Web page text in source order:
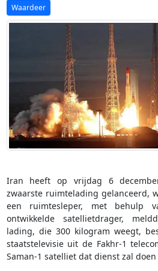
Iran heeft op vrijdag 6
zwaarste ruimtelading gelanceerd,
een ruimtesleper, met behulp
ontwikkelde satellietdrager,
lading, die 300 kilogram weegt,
staatstelevisie uit de Fakhr-1
Saman-1 satelliet dat dienst zal